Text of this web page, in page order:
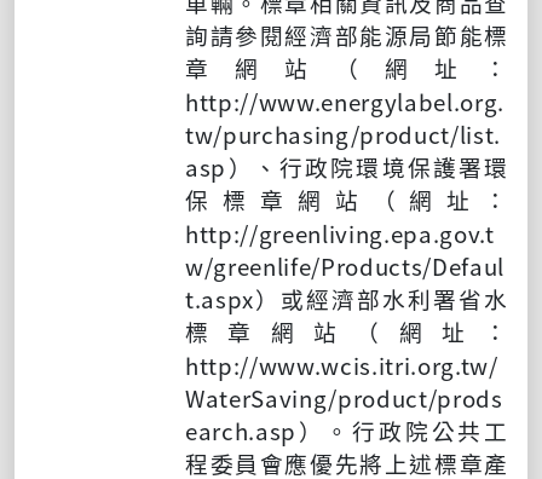
詢請參閱經濟部能源局節能標
章網站（網址：
http://www.energylabel.org.
tw/purchasing/product/list.
asp ）
、行政院環境保護署環
保標章網站（網址：
http://greenliving.epa.gov.t
w/greenlife/Products/Defaul
t.aspx） 或經濟部水利署省水
標章網站（網址：
http://www.wcis.itri.org.tw/
WaterSaving/product/prods
earch.asp ）
。行政院公共工
程委員會應優先將上述標章產